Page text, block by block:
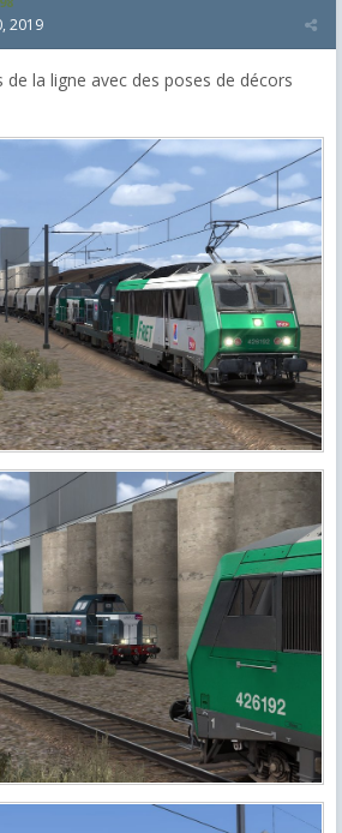
2019
la ligne avec des poses de décors